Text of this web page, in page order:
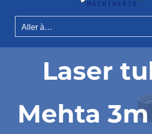
Aller à…
Laser
Mehta 3m